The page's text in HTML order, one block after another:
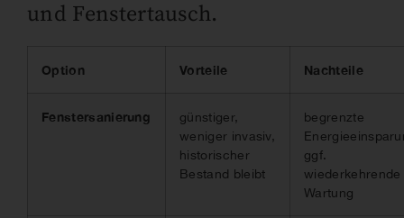
und Fenstertausch.
Option Vorteile Nachteile
Fenstersanierung
günstiger,
weniger invasiv,
historischer
Bestand bleibt
begrenzte
ggf.
wiederkehrende
Wartung